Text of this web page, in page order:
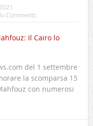
Comments
del 1 settembre
la scomparsa 15
con numerosi